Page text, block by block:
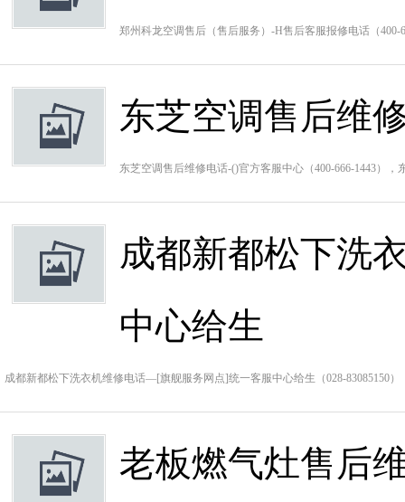
郑州科龙空调售后（售后服务）-H售后客服报修电话（
东芝空调售后维
东芝空调售后维修电话-()官方客服中心（400-666-1443）
成都新都松下洗
中心给生
成都新都松下洗衣机维修电话—[旗舰服务网点]统一客服中心给生（028-83085150
老板燃气灶售后